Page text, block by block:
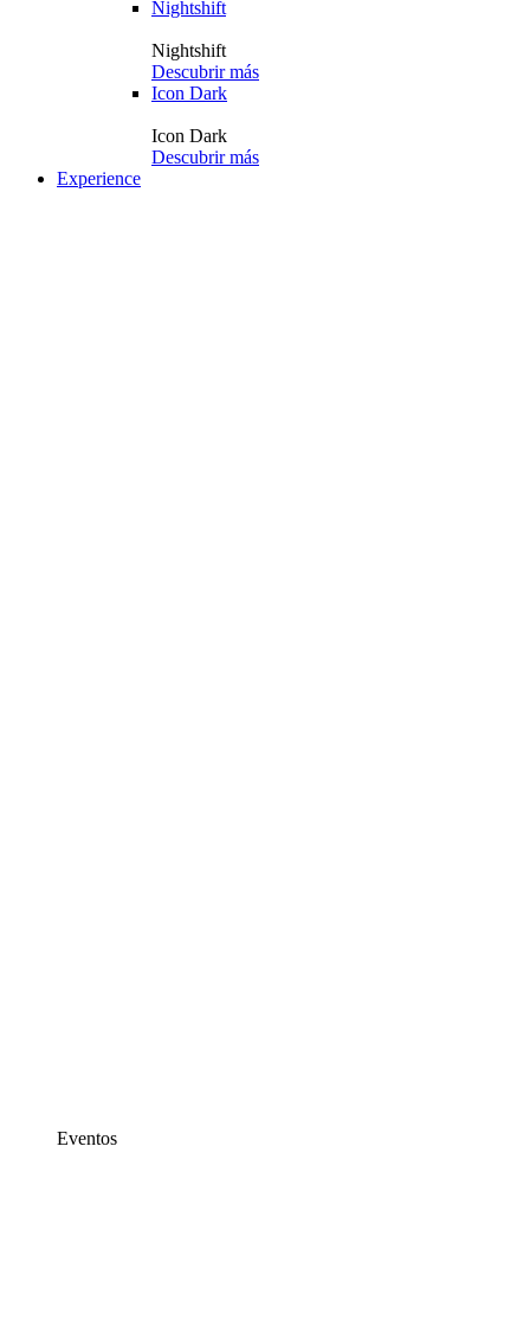
Nightshift
Nightshift
Descubrir más
Icon Dark
Icon Dark
Descubrir más
Experience
Eventos